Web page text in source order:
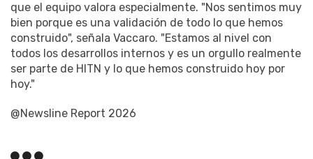
que el equipo valora especialmente. "Nos sentimos muy
bien porque es una validación de todo lo que hemos
construido", señala Vaccaro. "Estamos al nivel con
todos los desarrollos internos y es un orgullo realmente
ser parte de HITN y lo que hemos construido hoy por
hoy."
@Newsline Report 2026